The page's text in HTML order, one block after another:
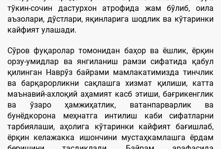
тўкин-сочин дастурхон атрофида жам бўлиб, оила
аъзолари, дўстлари, яқинларига шодлик ва кўтаринки
кайфият улашади.
Сўров фуқаролар томонидан баҳор ва ёшлик, ёрқин
орзу-умидлар ва янгиланиш рамзи сифатида қабул
қилинган Наврўз байрами мамлакатимизда тинчлик
ва барқарорликни сақлашга хизмат қилиши, катта
маънавий-ахлоқий аҳамият касб этиши, бағрикенглик
ва ўзаро ҳамжиҳатлик, ватанпарварлик ва
бунёдкорона меҳнатга интилиш каби сифатларни
тарбиялаши, аҳолига кўтаринки кайфият бағишлаб,
ёрқин келажакка ишончини мустаҳкамлашга ёрдам